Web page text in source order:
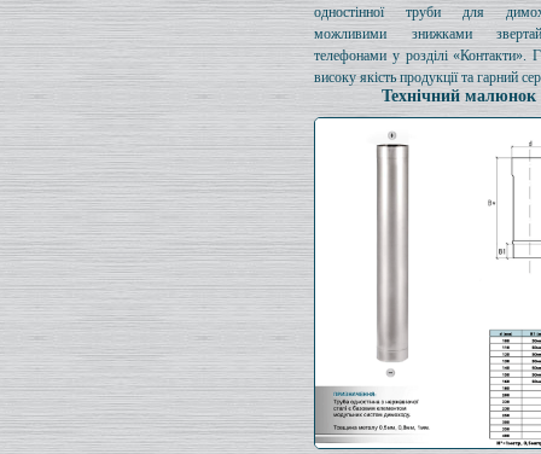
одностінної труби для
можливими знижками
телефонами у розділі «Контакти».
високу якість продукції та гарний
Технічний малюнок